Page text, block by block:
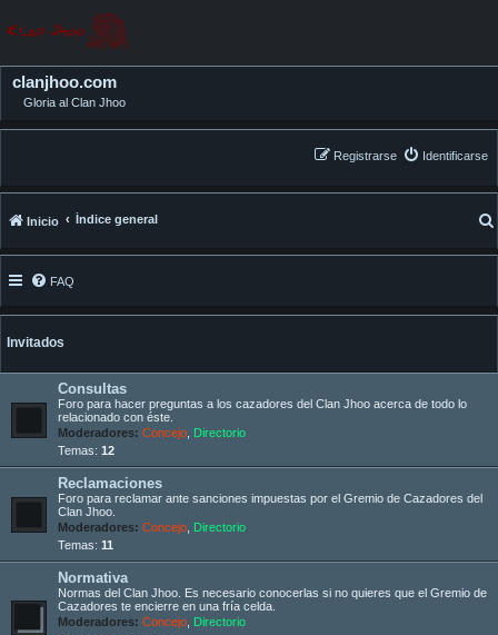
clanjhoo.com
Gloria al Clan Jhoo
Identificarse
Registrarse
Inicio Índice general
FAQ
Invitados
Consultas
Foro para hacer preguntas a los cazadores del Clan Jhoo acerca de todo lo
relacionado con éste.
Moderadores: Concejo Directorio
Temas: 12
Reclamaciones
Foro para reclamar ante sanciones impuestas por el Gremio de Cazadores del
Clan Jhoo.
Moderadores: Concejo Directorio
Temas: 11
Normativa
Normas del Clan Jhoo. Es necesario conocerlas si no quieres que el Gremio de
Cazadores te encierre en una fría celda.
Moderadores: Concejo Directorio